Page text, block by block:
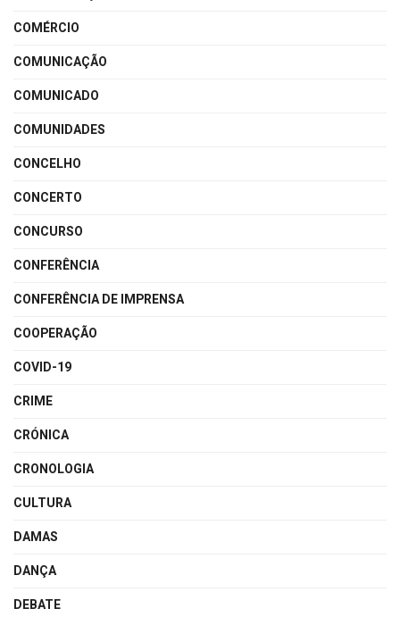
COMÉRCIO
COMUNICAÇÃO
COMUNICADO
COMUNIDADES
CONCELHO
CONCERTO
CONCURSO
CONFERÊNCIA
CONFERÊNCIA DE IMPRENSA
COOPERAÇÃO
COVID-19
CRIME
CRÓNICA
CRONOLOGIA
CULTURA
DAMAS
DANÇA
DEBATE